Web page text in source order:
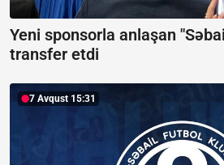
Yeni sponsorla anlaşan
transfer etdi
7 Avqust 15:31